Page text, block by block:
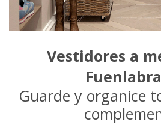
Vestidores a
Guarde y organice